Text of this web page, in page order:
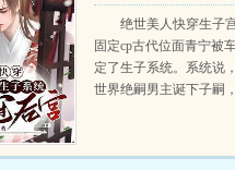
统宠冠后宫
绝世美人快穿生子
固定cp古代位面青宁被
定了生子系统。系统说
世界绝嗣男主诞下子嗣